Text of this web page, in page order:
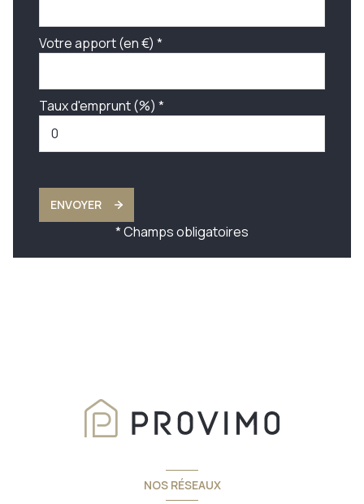
Votre apport (en €) *
Taux d'emprunt (%) *
ENVOYER
* Champs obligatoires
NOS RÉSEAUX